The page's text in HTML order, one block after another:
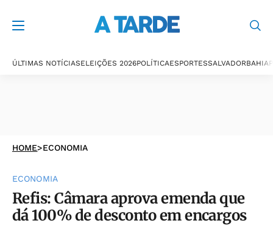
ÚLTIMAS NOTÍCIASELEIÇÕES 2026POLÍTICAESPORTESSALVADORBAHIA
HOME>ECONOMIA
ECONOMIA
Refis: Câmara aprova emenda que
dá 100% de desconto em encargos